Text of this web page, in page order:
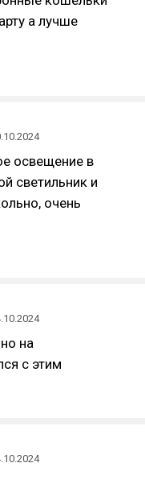
а лучше
освещение в
светильник и
очень
на
с этим